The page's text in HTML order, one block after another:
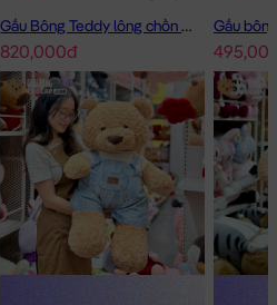
Gấu Bông Teddy lông chồn cao cấp
820,000đ